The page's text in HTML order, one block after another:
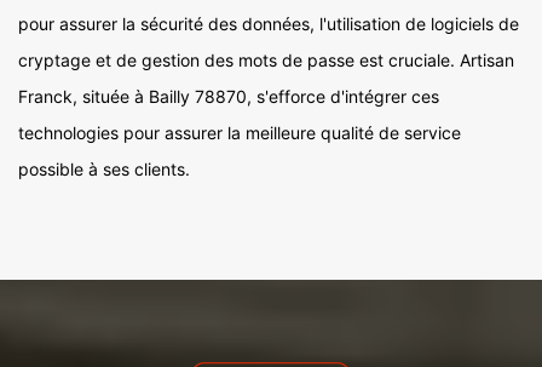
pour assurer la sécurité des données, l'utilisation de logiciels de
cryptage et de gestion des mots de passe est cruciale. Artisan
Franck, située à Bailly 78870, s'efforce d'intégrer ces
technologies pour assurer la meilleure qualité de service
possible à ses clients.